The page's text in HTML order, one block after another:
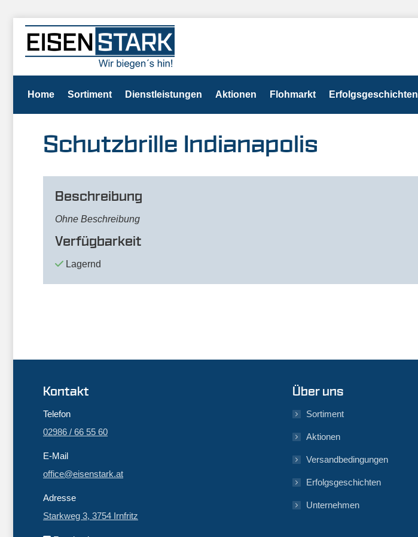
Home Sortiment Dienstleistungen Aktionen Flohmarkt Erfolgsgeschichten
Schutzbrille Indianapolis
Beschreibung
Ohne Beschreibung
Verfügbarkeit
Lagernd
Kontakt
Telefon
02986 / 66 55 60
E-Mail
office@eisenstark.at
Adresse
Starkweg 3, 3754 Irnfritz
Über uns
Sortiment
Aktionen
Versandbedingungen
Erfolgsgeschichten
Unternehmen